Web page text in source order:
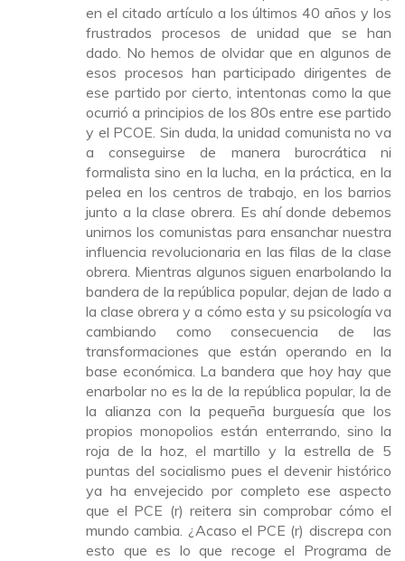
en el citado artículo a los últimos 40 años y los
frustrados procesos de unidad que se han
dado. No hemos de olvidar que en algunos de
esos procesos han participado dirigentes de
ese partido por cierto, intentonas como la que
ocurrió a principios de los 80s entre ese partido
y el PCOE. Sin duda, la unidad comunista no va
a conseguirse de manera burocrática ni
formalista sino en la lucha, en la práctica, en la
pelea en los centros de trabajo, en los barrios
junto a la clase obrera. Es ahí donde debemos
unirnos los comunistas para ensanchar nuestra
influencia revolucionaria en las filas de la clase
obrera. Mientras algunos siguen enarbolando la
bandera de la república popular, dejan de lado a
la clase obrera y a cómo esta y su psicología va
cambiando como consecuencia de las
transformaciones que están operando en la
base económica. La bandera que hoy hay que
enarbolar no es la de la república popular, la de
la alianza con la pequeña burguesía que los
propios monopolios están enterrando, sino la
roja de la hoz, el martillo y la estrella de 5
puntas del socialismo pues el devenir histórico
ya ha envejecido por completo ese aspecto
que el PCE (r) reitera sin comprobar cómo el
mundo cambia. ¿Acaso el PCE (r) discrepa con
esto que es lo que recoge el Programa de